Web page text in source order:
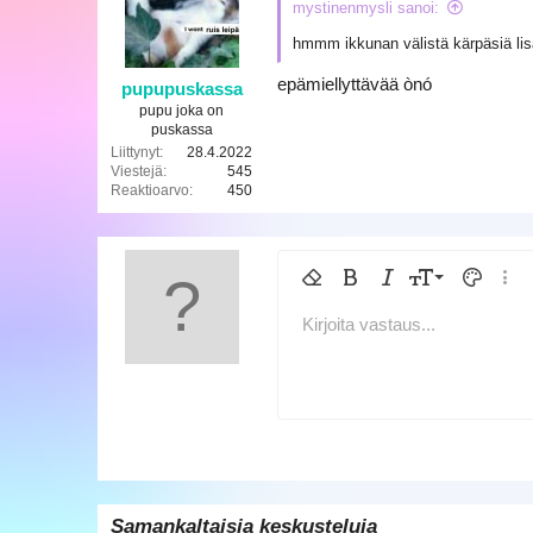
o
:
pupupuskassa
pupu joka on
puskassa
Liittynyt
28.4.2022
Viestejä
545
Reaktioarvo
450
mystinenmysli sanoi:
hmmm ikkunan välistä kärpäsiä
epämiellyttävää ònó
Poista muotoilu
LihavoituKursivoitu
Fontin koko
9
10
Tekstin
KirjasintyyliArial
YliviivattuAlleviivattuSisäinen koodi
Lisää taulukko
Lisää vaakasuora viiva
SpoileriKoodi
Kirjoita vastaus...
Samankaltaisia keskusteluja